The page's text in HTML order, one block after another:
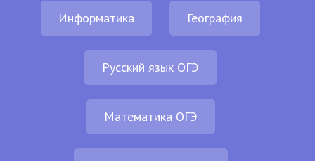
Информатика География
Русский язык ОГЭ
Математика ОГЭ